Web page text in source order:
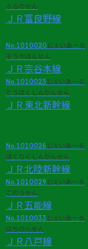
ふらのせん
ＪＲ富良野線
No.1010020 じぇいあーる
そうやほんせん
ＪＲ宗谷本線
No.1010023 じぇいあーる
とうほくしんかんせん
ＪＲ東北新幹線
No.1010026 じぇいあーる
ほくりくしんかんせん
ＪＲ北陸新幹線
No.1010029 じぇいあーる
ごのうせん
ＪＲ五能線
No.1010033 じぇいあーる
はちのへせん
ＪＲ八戸線